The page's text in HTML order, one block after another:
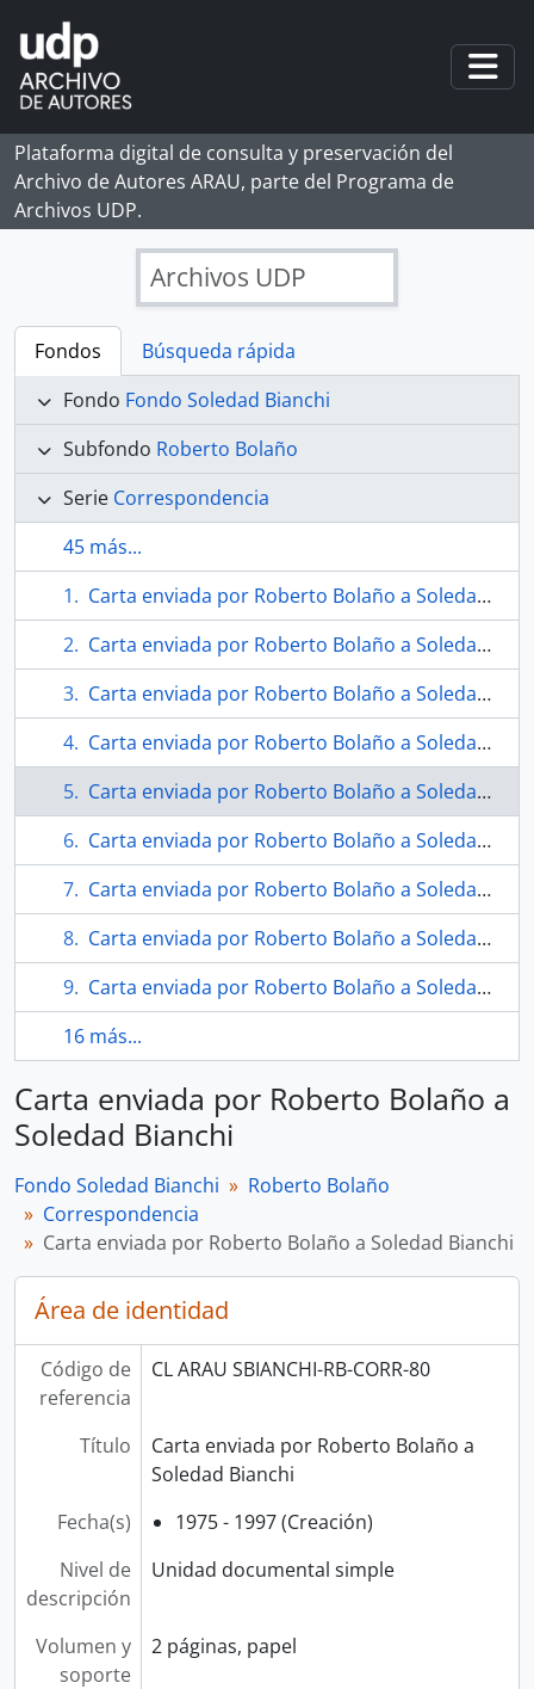
Skip to main content
Plataforma digital de consulta y preservación del
Archivo de Autores ARAU, parte del Programa de
Archivos UDP.
Archivos UDP
Fondos
Búsqueda rápida
Fondo Fondo Soledad Bianchi
Subfondo Roberto Bolaño
Serie Correspondencia
45 más...
Carta enviada por Roberto Bolaño a Soledad Bianchi
Carta enviada por Roberto Bolaño a Soledad Bianchi
Carta enviada por Roberto Bolaño a Soledad Bianchi
Carta enviada por Roberto Bolaño a Soledad Bianchi
Carta enviada por Roberto Bolaño a Soledad Bianchi
Carta enviada por Roberto Bolaño a Soledad Bianchi
Carta enviada por Roberto Bolaño a Soledad Bianchi
Carta enviada por Roberto Bolaño a Soledad Bianchi
Carta enviada por Roberto Bolaño a Soledad Bianchi
16 más...
Carta enviada por Roberto Bolaño a
Soledad Bianchi
Fondo Soledad Bianchi
Roberto Bolaño
Correspondencia
Carta enviada por Roberto Bolaño a Soledad Bianchi
Área de identidad
Código de
referencia
CL ARAU SBIANCHI-RB-CORR-80
Título
Carta enviada por Roberto Bolaño a
Soledad Bianchi
Fecha(s)
1975 - 1997 (Creación)
Nivel de
descripción
Unidad documental simple
Volumen y
soporte
2 páginas, papel